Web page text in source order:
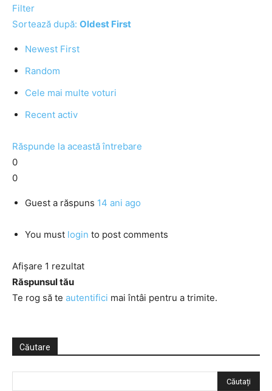
Filter
Sortează după: Oldest First
Newest First
Random
Cele mai multe voturi
Recent activ
Răspunde la această întrebare
0
0
Guest a răspuns 14 ani ago
You must login to post comments
Afișare 1 rezultat
Răspunsul tău
Te rog să te autentifici mai întâi pentru a trimite.
Căutare